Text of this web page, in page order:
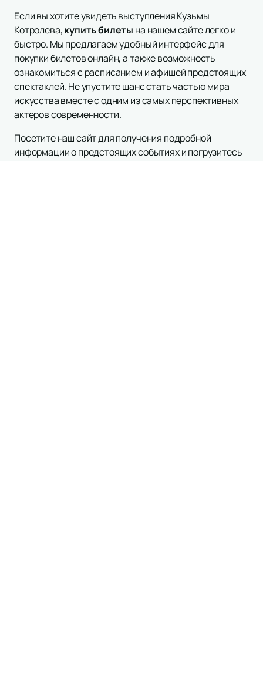
Если вы хотите увидеть выступления Кузьмы
Котролева,купить билеты на нашем сайте легко и
быстро. Мы предлагаем удобный интерфейс для
покупки билетов онлайн, а также возможность
ознакомиться с расписанием и афишей предстоящих
спектаклей. Не упустите шанс стать частью мира
искусства вместе с одним из самых перспективных
актеров современности.
Посетите наш сайт для получения подробной
информации о предстоящих событиях и погрузитесь